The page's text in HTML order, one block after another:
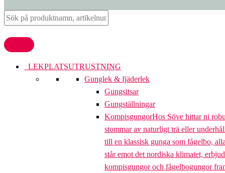
LEKPLATSUTRUSTNING
Gunglek & fjäderlek
Gungsitsar
Gungställningar
KompisgungorHos Söve hittar ni
stommar av naturligt trä eller
till en klassisk gunga som fågelbo,
står emot det nordiska klimatet,
kompisgungor och fågelbogungor